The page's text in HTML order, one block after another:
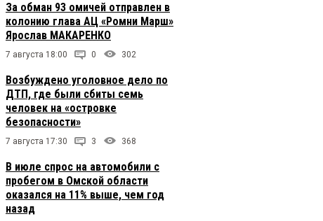
За обман 93 омичей отправлен в
колонию глава АЦ «Ромни Марш»
Ярослав МАКАРЕНКО
7 августа 18:00 0 302
Возбуждено уголовное дело по
ДТП, где были сбиты семь
человек на «островке
безопасности»
7 августа 17:30 3 368
В июле спрос на автомобили с
пробегом в Омской области
оказался на 11% выше, чем год
назад